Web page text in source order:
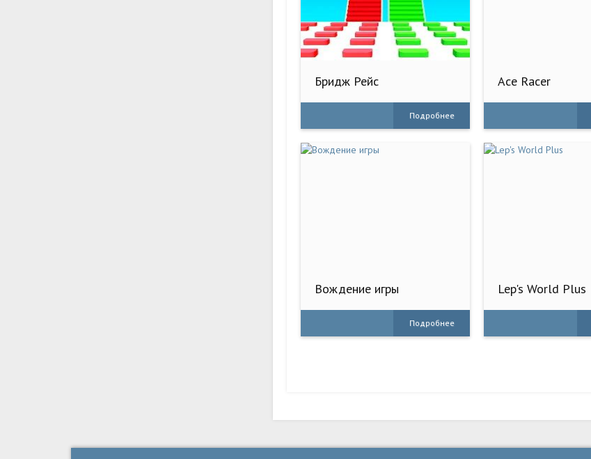
Бридж Рейс
Подробнее
Ace Racer
Вождение игры
Подробнее
Lep's World Plus